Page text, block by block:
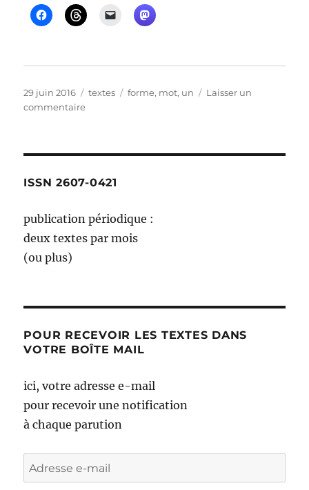
Publié
le
29 juin 2016 Catégories
textes Étiquettes
forme, mot, un
Laisser un
commentairesur
voie,
ISSN 2607-0421
publication périodique :
deux textes par mois
(ou plus)
POUR RECEVOIR LES TEXTES DANS
VOTRE BOÎTE MAIL
ici, votre adresse e-mail
pour recevoir une notification
à chaque parution
Adresse
e-